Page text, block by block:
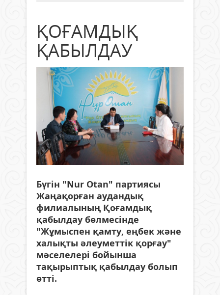
ҚОҒАМДЫҚ
ҚАБЫЛДАУ
Бүгін "Nur Otan" партиясы
Жаңақорған аудандық
филиалының Қоғамдық
қабылдау бөлмесінде
"Жұмыспен қамту, еңбек және
халықты әлеуметтік қорғау"
мәселелері бойынша
тақырыптық қабылдау болып
өтті.